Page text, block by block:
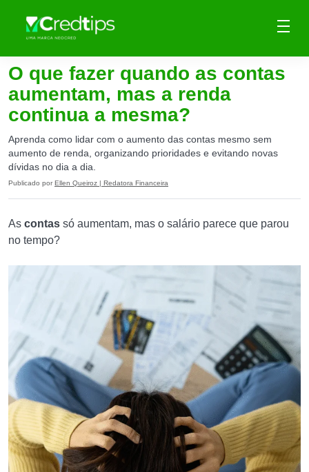
O que fazer quando as contas
aumentam, mas a renda
continua a mesma?
Aprenda como lidar com o aumento das contas mesmo sem
aumento de renda, organizando prioridades e evitando novas
dívidas no dia a dia.
Publicado por Ellen Queiroz | Redatora Financeira
As contas só aumentam, mas o salário parece que parou
no tempo?